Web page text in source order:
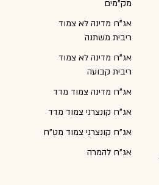
מק"מים
אג"ח מדינה לא צמוד
ריבית משתנה
אג"ח מדינה לא צמוד
ריבית קבועה
אג"ח מדינה צמוד מדד
אג"ח קונצרני צמוד מדד
אג"ח קונצרני צמוד מט"ח
אג"ח להמרה